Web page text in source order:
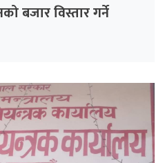
बजार विस्तार गर्ने